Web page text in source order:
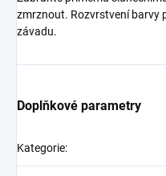
zmrznout. Rozvrstvení barvy
závadu.
Doplňkové parametry
Kategorie: